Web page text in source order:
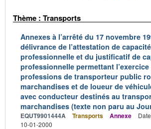
Thème : Transports
Annexes à l’arrêté du 17 novembre
délivrance de l’attestation de capacité
professionnelle et du justificatif de
professionnelle permettant l’exercice
professions de transporteur public
marchandises et de loueur de
avec conducteur destinés au
marchandises (texte non paru au
EQUT9901444A Transports Annexe
10-01-2000